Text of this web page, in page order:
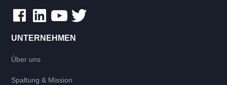
UNTERNEHMEN
Über uns
Spaltung & Mission